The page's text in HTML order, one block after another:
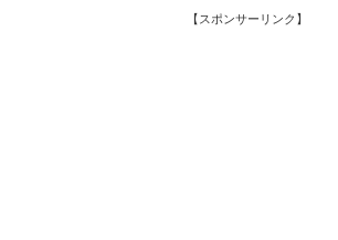
【スポンサーリンク】